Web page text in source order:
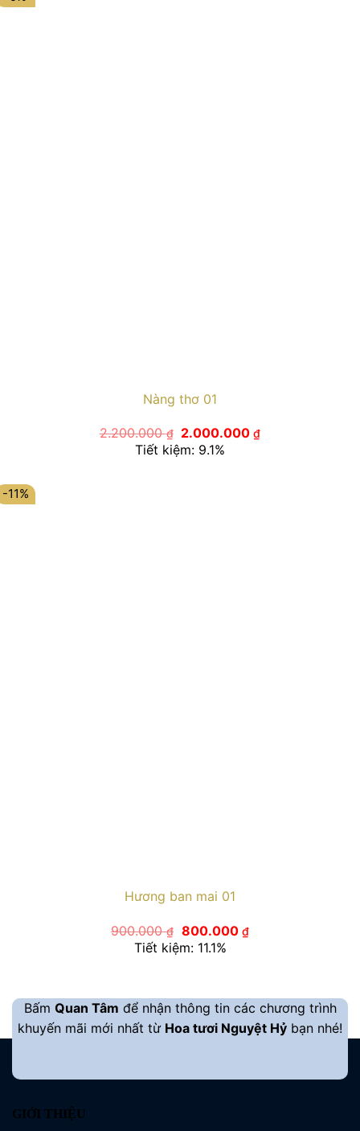
Nàng thơ 01
2.200.000₫
Giá
gốc
là:
2.000.000₫Giá
Tiết kiệm: 9.1%
-11%
Hương ban mai 01
900.000₫ Giá
gốc
là:
800.000 ₫Giá
hiện
Tiết kiệm: 11.1%
Bấm Quan Tâm để nhận thông tin các chương trình
khuyến mãi mới nhất từ Hoa tươi Nguyệt Hỷ bạn nhé!
GIỚI THIỆU